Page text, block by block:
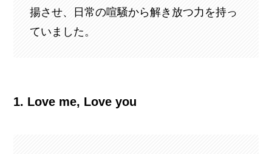
揚させ、日常の喧騒から解き放つ力を持っ
ていました。
1. Love me, Love you